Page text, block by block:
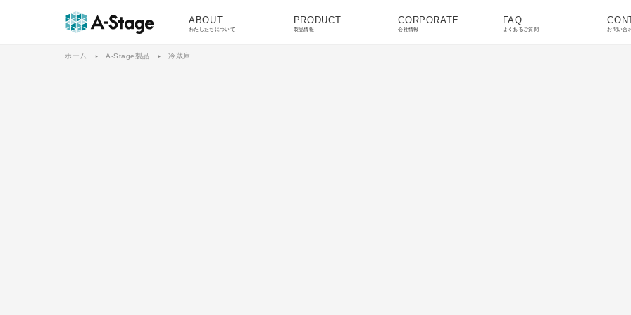
ABOUT
わたしたちについて
PRODUCT
製品情報
CORPORATE
会社情報
FAQ
よくあるご質問 お問い合
ホーム A-Stage製品 冷蔵庫